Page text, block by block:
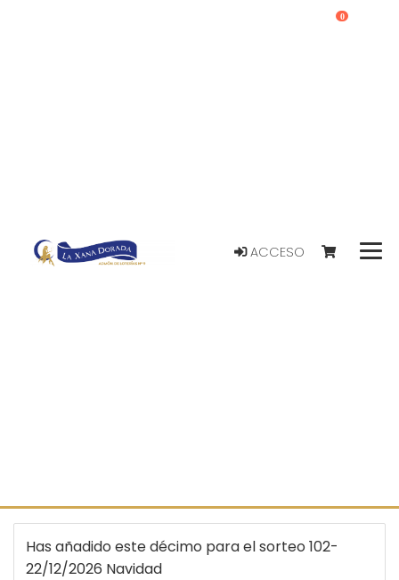
ACCESO
0
Has añadido este décimo para el sorteo 102-
22/12/2026 Navidad